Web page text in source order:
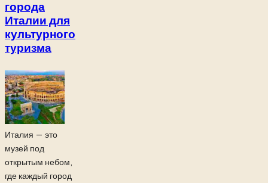
города
Италии для
культурного
туризма
Италия — это
музей под
открытым небом,
где каждый город